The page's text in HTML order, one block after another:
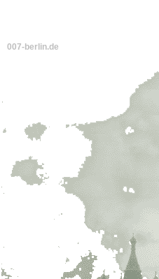
007-berlin.de